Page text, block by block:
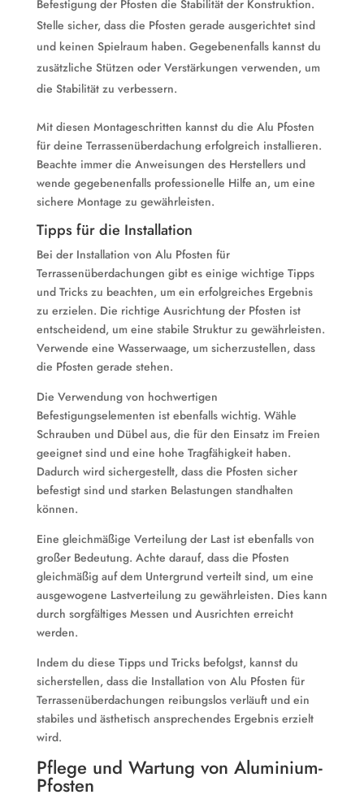
Befestigung der Pfosten die Stabilität der Konstruktion.
Stelle sicher, dass die Pfosten gerade ausgerichtet sind
und keinen Spielraum haben. Gegebenenfalls kannst du
zusätzliche Stützen oder Verstärkungen verwenden, um
die Stabilität zu verbessern.
Mit diesen Montageschritten kannst du die Alu Pfosten
für deine Terrassenüberdachung erfolgreich installieren.
Beachte immer die Anweisungen des Herstellers und
wende gegebenenfalls professionelle Hilfe an, um eine
sichere Montage zu gewährleisten.
Tipps für die Installation
Bei der Installation von Alu Pfosten für
Terrassenüberdachungen gibt es einige wichtige Tipps
und Tricks zu beachten, um ein erfolgreiches Ergebnis
zu erzielen. Die richtige Ausrichtung der Pfosten ist
entscheidend, um eine stabile Struktur zu gewährleisten.
Verwende eine Wasserwaage, um sicherzustellen, dass
die Pfosten gerade stehen.
Die Verwendung von hochwertigen
Befestigungselementen ist ebenfalls wichtig. Wähle
Schrauben und Dübel aus, die für den Einsatz im Freien
geeignet sind und eine hohe Tragfähigkeit haben.
Dadurch wird sichergestellt, dass die Pfosten sicher
befestigt sind und starken Belastungen standhalten
können.
Eine gleichmäßige Verteilung der Last ist ebenfalls von
großer Bedeutung. Achte darauf, dass die Pfosten
gleichmäßig auf dem Untergrund verteilt sind, um eine
ausgewogene Lastverteilung zu gewährleisten. Dies kann
durch sorgfältiges Messen und Ausrichten erreicht
werden.
Indem du diese Tipps und Tricks befolgst, kannst du
sicherstellen, dass die Installation von Alu Pfosten für
Terrassenüberdachungen reibungslos verläuft und ein
stabiles und ästhetisch ansprechendes Ergebnis erzielt
wird.
Pflege und Wartung von Aluminium-
Pfosten